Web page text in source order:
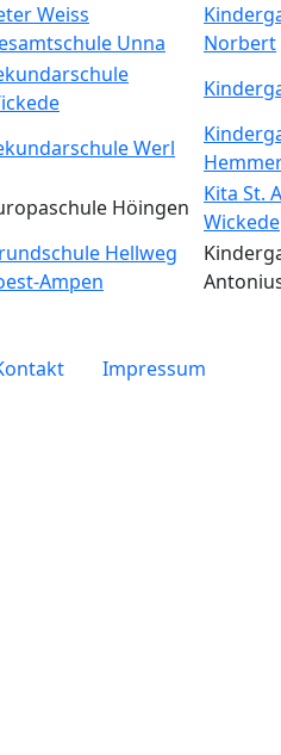
Weiss
Unna
Norbert
Werl
Höingen
Kita St.
Wickede
Hellweg
Ampen
Impressum